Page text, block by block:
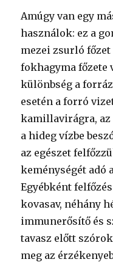
Amúgy van egy
használok: ez a
mezei zsurló
fokhagyma főzete
különbség a
esetén a forró
kamillavirágra, az
a hideg vízbe
az egészet
keménységét adó
Egyébként
kovasav, néhány
immunerősítő és
tavasz előtt
meg az